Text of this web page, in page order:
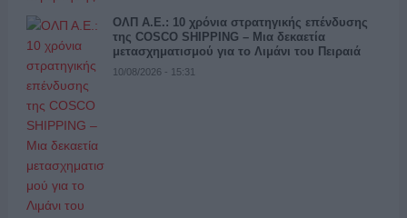
ΟΛΠ Α.Ε.: 10 χρόνια στρατηγικής επένδυσης
της COSCO SHIPPING – Μια δεκαετία
μετασχηματισμού για το Λιμάνι του Πειραιά
10/08/2026 - 15:31